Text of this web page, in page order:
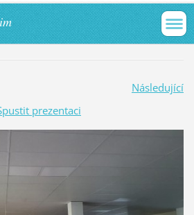
Následující
prezentaci